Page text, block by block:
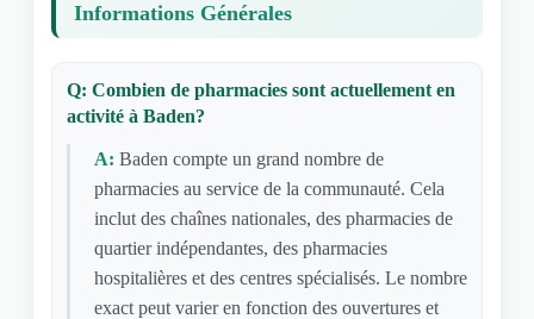
Informations Générales
Q: Combien de pharmacies sont actuellement en
activité à Baden?
A: Baden compte un grand nombre de
pharmacies au service de la communauté. Cela
inclut des chaînes nationales, des pharmacies de
quartier indépendantes, des pharmacies
hospitalières et des centres spécialisés. Le nombre
exact peut varier en fonction des ouvertures et